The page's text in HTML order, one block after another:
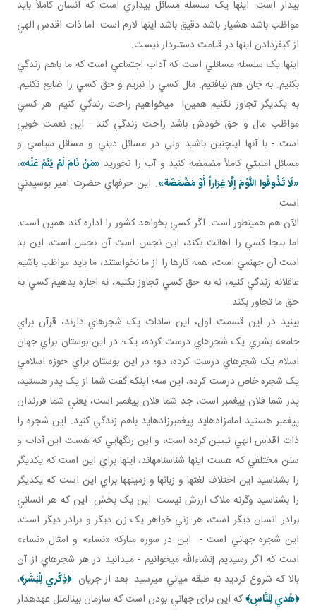
بيدار است. اينها يک سلسله مسائل بيداري است که انسان کاملاً بايد
مواظب باشد هشيار باشد دقيق باشد اينها لازم است. اما ذات اقدس الهي
از کيفردادن اينها در قيامت دست بردار نيست.
اينها يک سلسله مسائلي است که آداب اجتماعي است که ما باهم زندگي
بکنيم. به جان هم نيافتيم. مال کسي را نبريم و حق کسي را ضايع نکنيم.
به يکديگر تجاوز نکنيم همين! مي خواهيم راحت زندگي کنيم. هر کسي
مواظب مال و حق خودش باشد راحت زندگي کند - اين نعمت خوبي
است - با آنها اين چنين باشيد ولي در مسائل ديني و مسائل سياسي و
مسائل امنيتي کاملاً مضمضه کنيد و آب را نخوريد «مَنْ‏ نَامَ‏ لَمْ‏ يُنَمْ‏ عَنْه‏»،
«لَا تَذُوقُوا النَّوْمَ إِلَّا غِرَاراً أَوْ مَضْمَضَة». اين حرف هاي حضرت امير بوسيدني
است.
الآن هم همينطور است. اگر کسي بخواهد کشور را اداره کند همين است.
اما بيجا کسي را اهانت بکند، اين نجس است آن نجس است، اين بد
است آن جهنمي است، همه کارها را از ما نخواستند، ما بايد مواظب باشيم
عاقلانه زندگي کنيم، نه به حق کسي تجاوز بکنيم، نه اجازه بدهيم کسي به
حق ما تجاوز بکند.
بينيد در اين قسمت اول، اين سادات يک شجره اي دارند، قرآن براي
جامعه بشري يک شجره اي درست کرده، يک؛ در اين بوستان براي جهان
اسلام يک شجره اي درست کرده، دو؛ در اين بوستان براي حوزه اسلامي
يک شجره خاص درست کرده، اين سه؛ اينکه گفت شما از يک پدر هستيد،
پدر شما فلان پيغمبر است، جد شما فلان پيغمبر است، يعني شما فرزندان
پيغمبر هستيد امامزاده ايد پيغمبرزاده ايد باهم زندگي کنيد. اين شجره را
ذات اقدس الهي تبيين کرده است، و اين رنگ هايي که هست اين آداب و
سنن مختلفي که هست اينها شناسنامه اند، اينها براي اين است که يکديگر
را بشناسيد اين اختلاف لغت ها و زبان ها و زمينه ها براي اين است که يکديگر
را بشناسيد وگرنه ملاک ارزش نيست. اين يک بخش. اين که هر انساني
برادر انسان ديگر است، هر زني خواهر يک زن ديگر و برادر ديگر است،
اين شجره جهاني است - اين در سوره مبارکه «نساء» و امثال «نساء»
است که اگر رسيديم إن شاءالله مي خوانيم - مي دانيد در هر شجره اي از آن
بالا که شروع کرديد به طبقه مياني مي رسيد. بعد از جريان﴿ذِكْري‏ لِلْبَشَرِ﴾،
﴿هُدي لِلنَّاسِ﴾که اين برای جهاني بودن است که سازمان بين الملل عهده دار